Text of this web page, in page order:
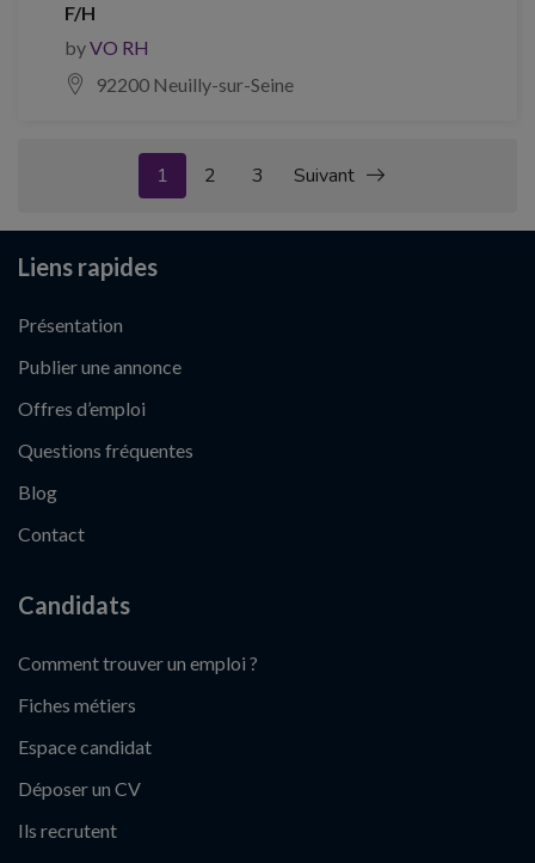
F/H
byVO RH
92200 Neuilly-sur-Seine
1 2 3 Suivant
Liens rapides
Présentation
Publier une annonce
Offres d’emploi
Questions fréquentes
Blog
Contact
Candidats
Comment trouver un emploi ?
Fiches métiers
Espace candidat
Déposer un CV
Ils recrutent